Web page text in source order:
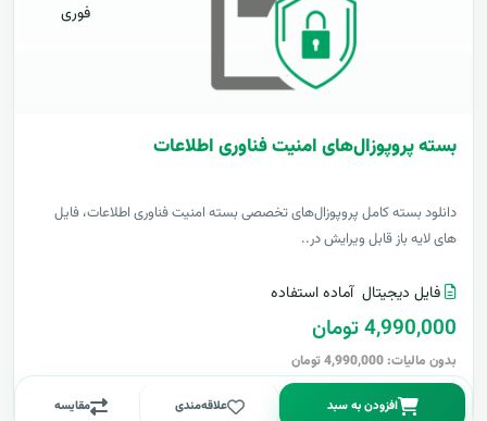
فوری
بسته پروپوزال‌های امنیت فناوری اطلاعات
دانلود بسته کامل پروپوزال‌های تخصصی بسته امنیت فناوری اطلاعات، فایل
های لایه باز قابل ویرایش در..
فایل دیجیتال آماده استفاده
4,990,000 تومان
بدون مالیات: 4,990,000 تومان
افزودن به سبد علاقه‌مندی مقایسه